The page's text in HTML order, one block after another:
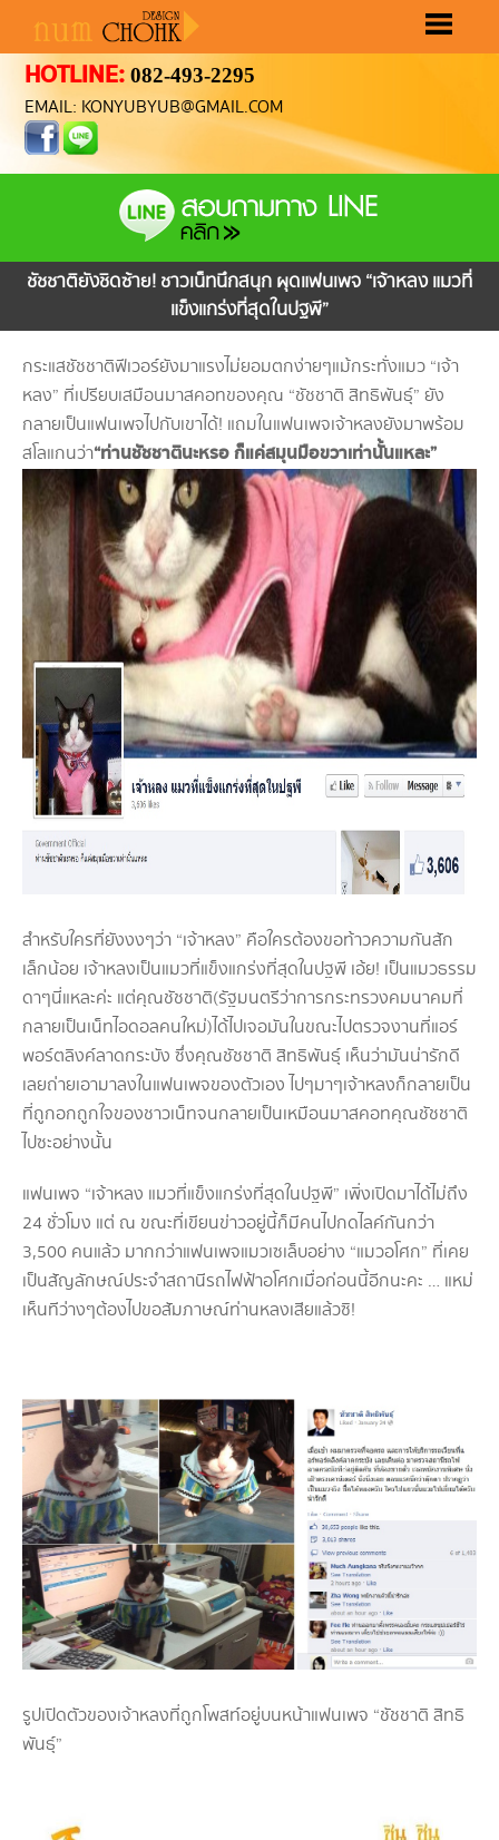
HOTLINE: 082-493-2295
EMAIL: KONYUBYUB@GMAIL.COM
ชัชชาติยังชิดซ้าย! ชาวเน็ทนึกสนุก ผุดแฟนเพจ “เจ้าหลง แมวที่
แข็งแกร่งที่สุดในปฐพี”
กระแสชัชชาติฟีเวอร์ยังมาแรงไม่ยอมตกง่ายๆ แม้กระทั่งแมว “เจ้า
หลง” ที่เปรียบเสมือนมาสคอทของคุณ “ชัชชาติ สิทธิพันธุ์” ยัง
กลายเป็นแฟนเพจไปกับเขาได้! แถมในแฟนเพจเจ้าหลงยังมาพร้อม
สโลแกนว่า“ท่านชัชชาตินะหรอ ก็แค่สมุนมือขวาเท่านั้นแหละ”
สำหรับใครที่ยังงงๆว่า “เจ้าหลง” คือใครต้องขอท้าวความกันสัก
เล็กน้อย เจ้าหลงเป็นแมวที่แข็งแกร่งที่สุดในปฐพี เอ้ย! เป็นแมวธรรม
ดาๆนี่แหละค่ะ แต่คุณชัชชาติ (รัฐมนตรีว่าการกระทรวงคมนาคมที่
กลายเป็นเน็ทไอดอลคนใหม่) ได้ไปเจอมันในขณะไปตรวจงานที่แอร์
พอร์ตลิงค์ลาดกระบัง ซึ่งคุณชัชชาติ สิทธิพันธุ์ เห็นว่ามันน่ารักดี
เลยถ่ายเอามาลงในแฟนเพจของตัวเอง ไปๆมาๆเจ้าหลงก็กลายเป็น
ที่ถูกอกถูกใจของชาวเน็ทจนกลายเป็นเหมือนมาสคอทคุณชัชชาติ
ไปซะอย่างนั้น
แฟนเพจ “เจ้าหลง แมวที่แข็งแกร่งที่สุดในปฐพี” เพิ่งเปิดมาได้ไม่ถึง
24 ชั่วโมง แต่ ณ ขณะที่เขียนข่าวอยู่นี้ก็มีคนไปกดไลค์กันกว่า
3,500 คนแล้ว มากกว่าแฟนเพจแมวเซเล็บอย่าง “แมวอโศก” ที่เคย
เป็นสัญลักษณ์ประจำสถานีรถไฟฟ้าอโศกเมื่อก่อนนี้อีกนะคะ … แหม่
เห็นทีว่างๆต้องไปขอสัมภาษณ์ท่านหลงเสียแล้วซิ!
รูปเปิดตัวของเจ้าหลงที่ถูกโพสท์อยู่บนหน้าแฟนเพจ “ชัชชาติ สิทธิ
พันธุ์”